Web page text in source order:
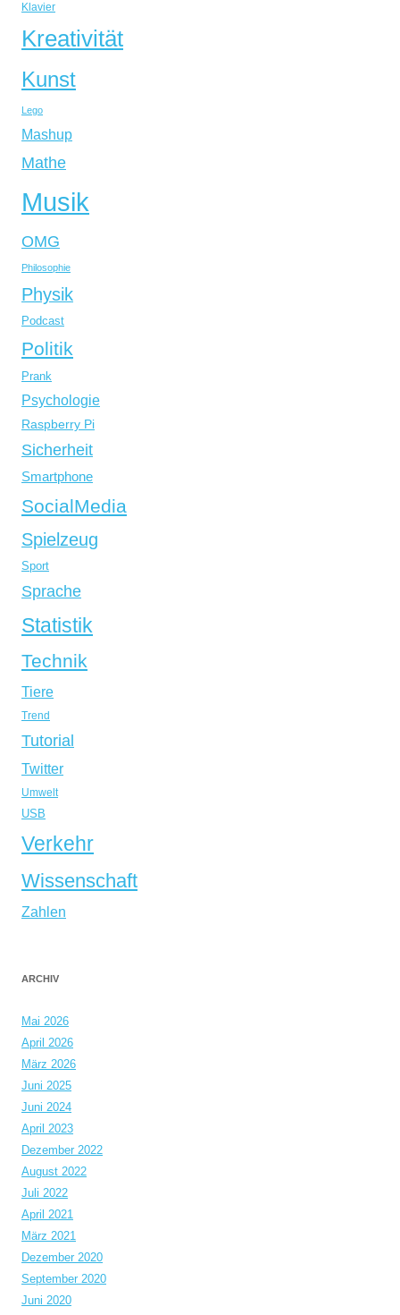
Klavier
Kreativität
Kunst
Lego
Mashup
Mathe
Musik
OMG
Philosophie
Physik
Podcast
Politik
Prank
Psychologie
Raspberry Pi
Sicherheit
Smartphone
SocialMedia
Spielzeug
Sport
Sprache
Statistik
Technik
Tiere
Trend
Tutorial
Twitter
Umwelt
USB
Verkehr
Wissenschaft
Zahlen
ARCHIV
Mai 2026
April 2026
März 2026
Juni 2025
Juni 2024
April 2023
Dezember 2022
August 2022
Juli 2022
April 2021
März 2021
Dezember 2020
September 2020
Juni 2020